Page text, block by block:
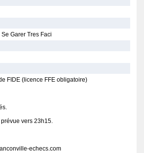
Garer Tres Faci
FIDE (licence FFE obligatoire)
vers 23h15.
echecs.com